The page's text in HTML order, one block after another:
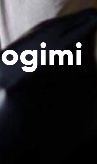
Drużyny
Wspieraj
i pozostań z
Wiatraczek
Uratuj
głodu i
już
dociera
wydajemy